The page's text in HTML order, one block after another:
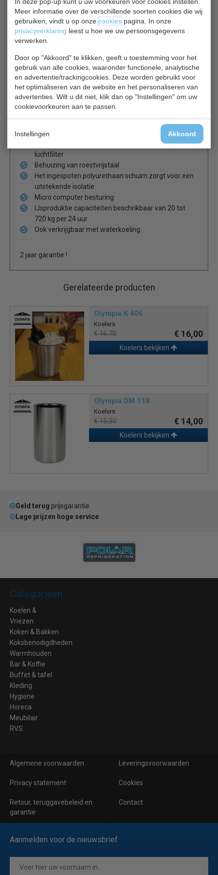
Meer informatie over de verschillende soorten cookies die wij
gebruiken, vindt u op onzecookiespagina. In onze
privacyverklaring leest u hoe we uw persoonsgegevens
verwerken.
Door op "Akkoord" te klikken, geeft u toestemming voor het
gebruik van alle cookies, waaronder functionele, analytische
en advertentie/trackingcookies. Deze worden gebruikt voor
het optimaliseren van de website en het personaliseren van
advertenties. Wilt u dit niet, klik dan op "Instellingen" om uw
cookievoorkeuren aan te passen.
Instellingen Akkoord
zeer langzaam, zodat de klant zonder smaakverlies
langer van zijn consumptie kan genieten. De gesloten cel
methode van Hoshizaki IM ijsblokjesmachines heeft als
voordeel dat er altijd een afgemeten hoeveelheid vers
schoon water voor het ijs maken wordt gebruikt wat de
kans op bacteriën reduceert. De machine is voorzien van
een automatisch spoel en reinigingssysteem dat na elke
ijs cyclus in werking treedt zodat er altijd verse
hygiënische ijsblokjes worden geproduceerd.
Natuurlijk koudemiddel R290
Hygienisch ontwerp
Afneembare deurrubber en makkelijk reinigbaar
luchtfilter
Behuizing van roestvrijstaal
Het ingespoten polyurethaan schuim zorgt voor een
uitstekende isolatie
Micro computer besturing
IJsproduktie capaciteiten beschrikbaar van 20 tot
720 kg per 24 uur
Ook verkrijgbaar met waterkoeling.
2 jaar garantie !
Gerelateerde producten
Olympia K 406
Koelers
€ 16,70 € 16,00
Koelers bekijken
Olympia DM 118
Koelers
€ 15,30 € 14,00
Koelers bekijken
Geld terug prijsgarantie
Lage prijzen hoge service
Categorieën
Koelen &
Vriezen
Koken & Bakken
Koksbenodigdheden
Warmhouden
Bar & Koffie
Buffet & tafel
Kleding
Hygiene
Horeca
Meubilair
RVS
Algemene voorwaarden Leveringsvoorwaarden
Privacy statement Cookies
Retour, teruggavebeleid en
garantie
Contact
Aanmelden voor de nieuwsbrief